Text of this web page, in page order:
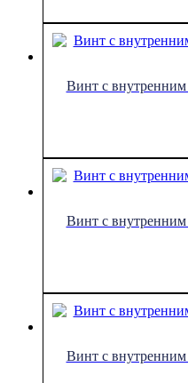
Винт с
Винт с
Винт с